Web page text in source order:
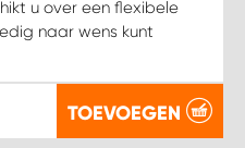
u over een flexibele
naar wens kunt
TOEVOEGEN